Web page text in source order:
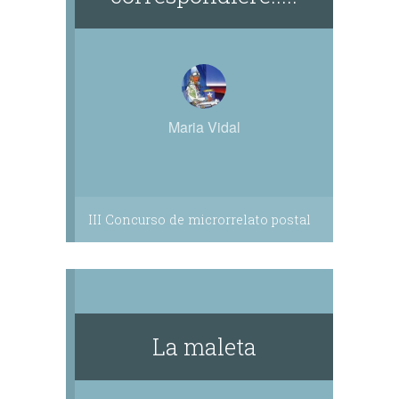
Maria Vidal
III Concurso de microrrelato postal
La maleta